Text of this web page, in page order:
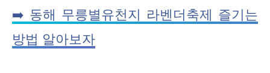
➡️ 동해 무릉별유천지 라벤더축제 즐기는
방법 알아보자